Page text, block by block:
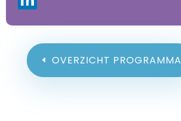
OVERZICHT PROGRAMMA